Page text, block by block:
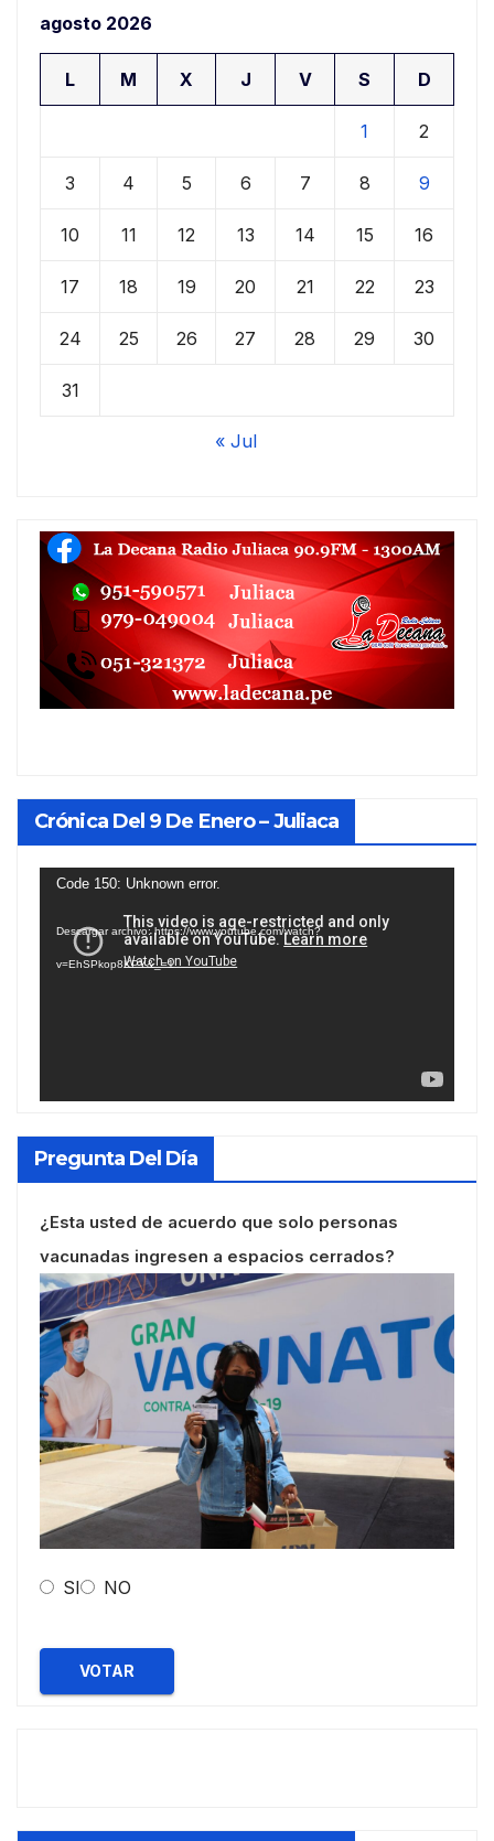
agosto 2026
L M X J V S D
1 2
3 4 5 6 7 8 9
10 11 12 13 14 15 16
17 18 19 20 21 22 23
24 25 26 27 28 29 30
31
« Jul
Crónica Del 9 De Enero – Juliaca
Reproductor
vídeo
Code 150: Unknown error.
Descargar archivo: https://www.youtube.com/watch?
v=EhSPkop8KPY&_=1
Pregunta Del Día
¿Esta usted de acuerdo que solo personas
vacunadas ingresen a espacios cerrados?
SI NO
VOTAR